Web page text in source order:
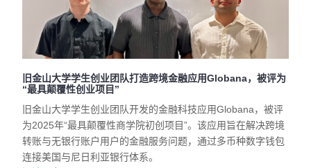
旧金山大学学生创业团队打造跨境金融应用Globana，被评为
“最具颠覆性创业项目”
旧金山大学学生创业团队开发的金融科技应用Globana，被评
为2025年“最具颠覆性商学院初创项目”。该应用旨在解决跨境
转账与无银行账户用户的金融服务问题，通过多币种数字钱包
连接美国与尼日利亚银行体系。